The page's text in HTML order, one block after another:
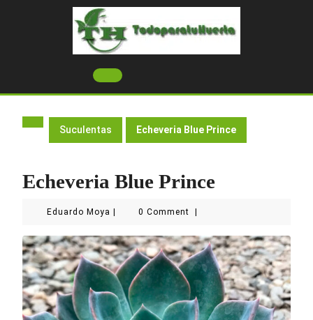
Open
Button
Suculentas Echeveria Blue Prince
Echeveria Blue Prince
Eduardo Moya Eduardo0 Comment